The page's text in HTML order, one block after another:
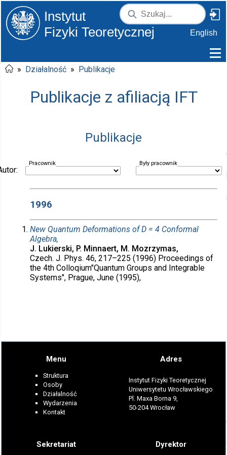
Instytut
Fizyki Teoretycznej
English
» Działalność » Publikacje
Publikacje z afiliacją IFT
Publikacje
Pracownik Były pracownik
1996
New Quantum Deformations of D = 4 Conformal
Algebra,
J. Lukierski, P. Minnaert, M. Mozrzymas,
Czech. J. Phys. 46, 217–225 (1996) Proceedings of
the 4th Colloqium"Quantum Groups and Integrable
Systems", Prague, June (1995),
Menu
Struktura
Osoby
Działalność
Wydarzenia
Kontakt
Adres
Instytut Fizyki Teoretycznej
Uniwersytetu Wrocławskiego
Pl. Maxa Borna 9,
50-204 Wrocław
Sekretariat Dyrektor